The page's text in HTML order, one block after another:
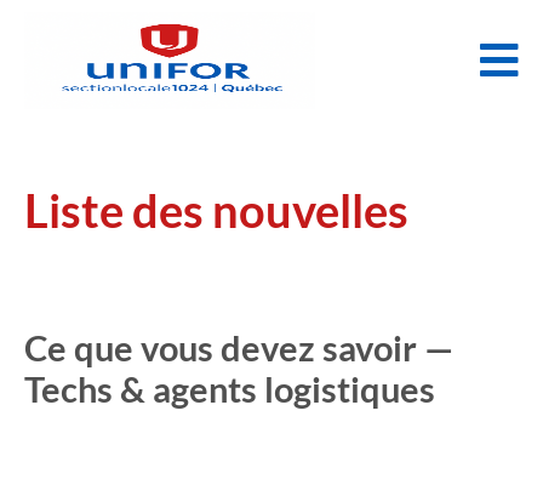
Liste des nouvelles
Ce que vous devez savoir —
Techs & agents logistiques